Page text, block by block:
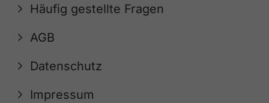
Häufig gestellte Fragen
AGB
Datenschutz
Impressum